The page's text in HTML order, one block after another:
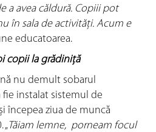
a avea căldură. Copiii pot
în sala de activități. Acum e
educatoarea.
copii la grădiniţă
nu demult sobarul
instalat sistemul de
începea ziua de muncă
„Tăiam lemne, porneam focul